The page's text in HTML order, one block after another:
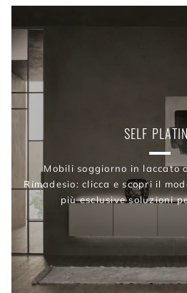
SELF
Mobili soggiorno in laccato
Rimadesio: clicca e scopri il
più esclusive soluzioni